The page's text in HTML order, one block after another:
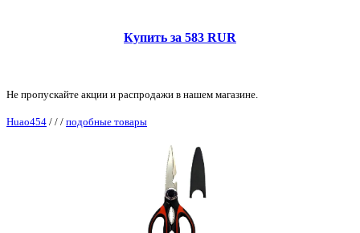
Купить за 583 RUR
Не пропускайте акции и распродажи в нашем магазине.
Huao454 / / / подобные товары